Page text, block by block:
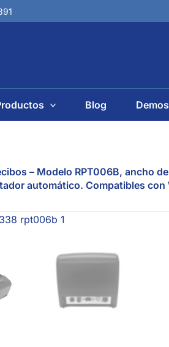
Blog
– Modelo RPT006B, ancho
automático. Compatibles